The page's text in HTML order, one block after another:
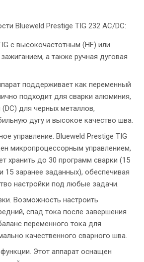
Blueweld Prestige TIG 232 AC/DC:
с высокочастотным (HF) или
а также ручная дуговая
поддерживает как переменный
подходит для сварки алюминия,
для черных металлов,
дугу и высокое качество шва.
управление. Blueweld Prestige TIG
микропроцессорным управлением,
хранить до 30 программ сварки (15
15 заранее заданных), обеспечивая
настройки под любые задачи.
Возможность настроить
спад тока после завершения
переменного тока для
качественного сварного шва.
Этот аппарат оснащен